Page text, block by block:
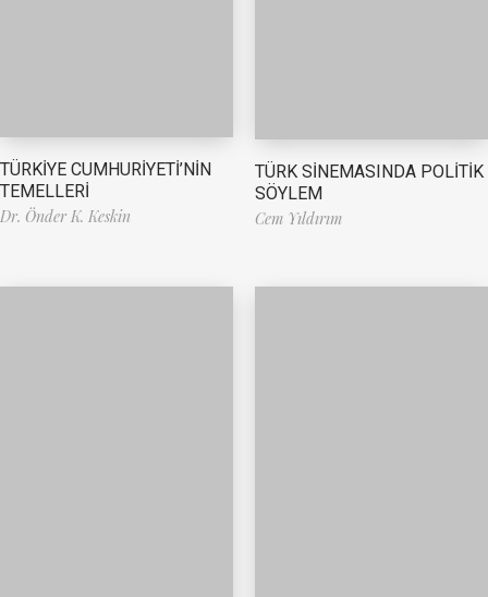
TÜRKİYE CUMHURİYETİ’NİN
TEMELLERİ
Dr. Önder K. Keskin
TÜRK SİNEMASINDA POLİTİK
SÖYLEM
Cem Yıldırım